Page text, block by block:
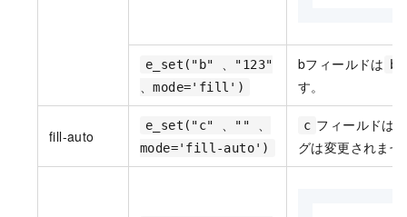
e_set("b" 、"123"
、mode='fill')
bフィールドは
す。
fill-auto
e_set("c" 、"" 、
mode='fill-auto')
c フィールドは
グは変更されませ